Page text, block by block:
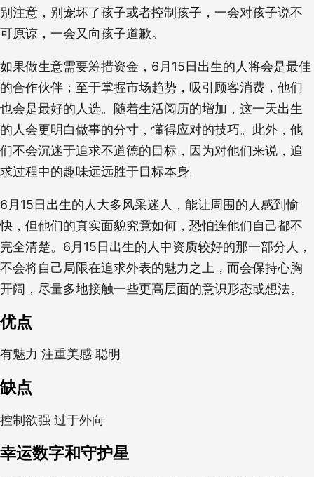
别注意，别宠坏了孩子或者控制孩子，一会对孩子说不
可原谅，一会又向孩子道歉。
如果做生意需要筹措资金，6月15日出生的人将会是最佳
的合作伙伴；至于掌握市场趋势，吸引顾客消费，他们
也会是最好的人选。随着生活阅历的增加，这一天出生
的人会更明白做事的分寸，懂得应对的技巧。此外，他
们不会沉迷于追求不道德的目标，因为对他们来说，追
求过程中的趣味远远胜于目标本身。
6月15日出生的人大多风采迷人，能让周围的人感到愉
快，但他们的真实面貌究竟如何，恐怕连他们自己都不
完全清楚。6月15日出生的人中资质较好的那一部分人，
不会将自己局限在追求外表的魅力之上，而会保持心胸
开阔，尽量多地接触一些更高层面的意识形态或想法。
优点
有魅力 注重美感 聪明
缺点
控制欲强 过于外向
幸运数字和守护星